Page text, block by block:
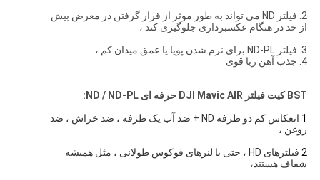
2. فیلتر ND می تواند به طور موثر از قرار گرفتن در معرض بیش
از حد در هنگام عکسبرداری جلوگیری کند ،
3. فیلتر ND-PL برای نرم شدن پویا یا عمق میدان کم ،
4. جذب آهن ربا قوی
BST کیت فیلتر DJI Mavic AIR حرفه ای ND / ND-PL:
1
انعکاس کم دو طرفه ND + ضد آب یک طرفه ، ضد خراش ، ضد
روغن ،
2
شفاف هستند،